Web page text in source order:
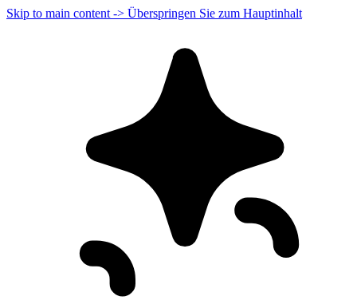
Skip to main content -> Überspringen Sie zum Hauptinhalt